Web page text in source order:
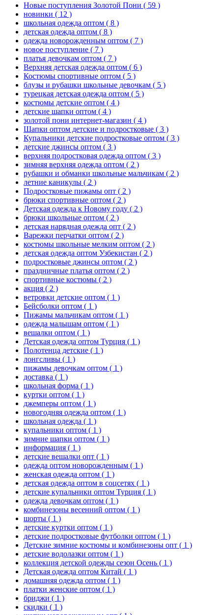
Новые поступления Золотой Пони ( 59 )
новинки ( 12 )
школьная одежда оптом ( 8 )
детская одежда оптом ( 8 )
одежда новорожденным оптом ( 7 )
новое поступление ( 7 )
платья девочкам оптом ( 7 )
Верхняя детская одежда оптом ( 6 )
Костюмы спортивные оптом ( 5 )
блузы и рубашки школьные девочкам ( 5 )
турецкая детская одежда оптом ( 5 )
костюмы детские оптом ( 4 )
детские шапки оптом ( 4 )
золотой пони интернет-магазин ( 4 )
Шапки оптом детские и подростковые ( 3 )
Купальники детские подростковые оптом ( 3 )
детские джинсы оптом ( 3 )
верхняя подростковая одежда оптом ( 3 )
зимняя верхняя одежда оптом ( 2 )
рубашки и обманки школьные мальчикам ( 2 )
летние каникулы ( 2 )
Подростковые пижамы опт ( 2 )
брюки спортивные оптом ( 2 )
Детская одежда к Новому году ( 2 )
брюки школьные оптом ( 2 )
детская нарядная одежда опт ( 2 )
Варежки перчатки оптом ( 2 )
костюмы школьные мелким оптом ( 2 )
детская одежда оптом Узбекистан ( 2 )
подростковые джинсы оптом ( 2 )
праздничные платья оптом ( 2 )
спортивные костюмы ( 2 )
акция ( 2 )
ветровки детские оптом ( 1 )
Бейсболки оптом ( 1 )
Пижамы мальчикам оптом ( 1 )
одежда малышам оптом ( 1 )
вешалки оптом ( 1 )
Детская одежда оптом Турция ( 1 )
Полотенца детские ( 1 )
лонгсливы ( 1 )
пижамы девочкам оптом ( 1 )
доставка ( 1 )
школьная форма ( 1 )
куртки оптом ( 1 )
джемперы оптом ( 1 )
новогодняя одежда оптом ( 1 )
школьная одежда ( 1 )
купальники оптом ( 1 )
зимние шапки оптом ( 1 )
информация ( 1 )
детские вешалки опт ( 1 )
одежда оптом новорожденным ( 1 )
женская одежда оптом ( 1 )
детская одежда оптом в соцсетях ( 1 )
детские купальники оптом Турция ( 1 )
одежда девочкам оптом ( 1 )
комбинезоны весенний оптом ( 1 )
шорты ( 1 )
детские куртки оптом ( 1 )
детские подростковые футболки оптом ( 1 )
Детские зимние костюмы и комбинезоны опт ( 1 )
детские водолазки оптом ( 1 )
коллекция детской одежды сезон Осень ( 1 )
Детская одежда оптом Китай ( 1 )
домашняя одежда оптом ( 1 )
платки женские оптом ( 1 )
бриджи ( 1 )
скидки ( 1 )